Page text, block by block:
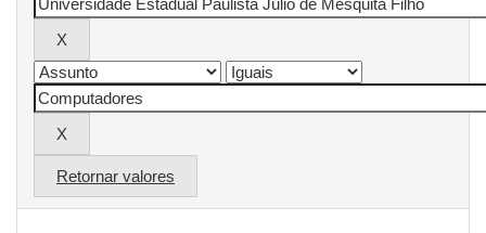
Retornar valores